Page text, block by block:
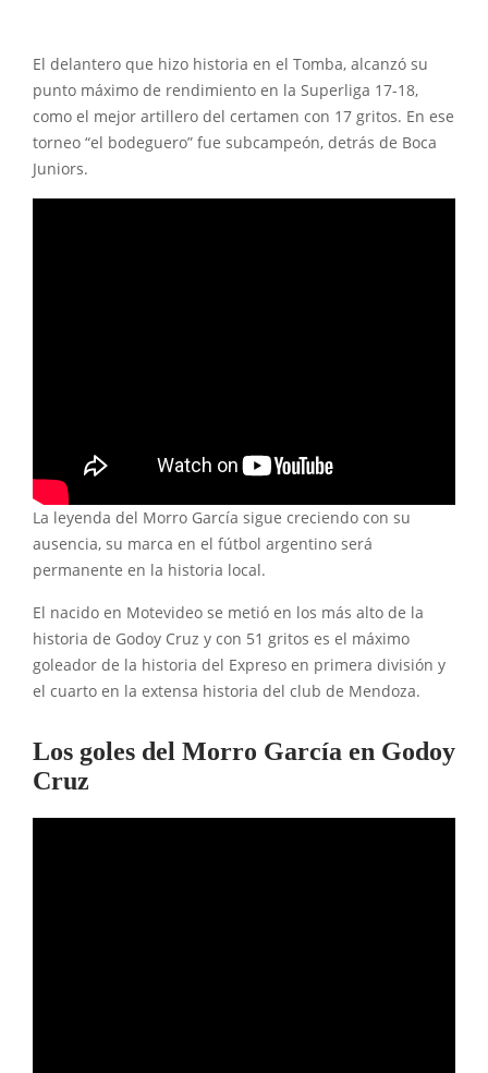
El delantero que hizo historia en el Tomba, alcanzó su
punto máximo de rendimiento en la Superliga 17-18,
como el mejor artillero del certamen con 17 gritos. En ese
torneo “el bodeguero” fue subcampeón, detrás de Boca
Juniors.
La leyenda del Morro García sigue creciendo con su
ausencia, su marca en el fútbol argentino será
permanente en la historia local.
El nacido en Motevideo se metió en los más alto de la
historia de Godoy Cruz y con 51 gritos es el máximo
goleador de la historia del Expreso en primera división y
el cuarto en la extensa historia del club de Mendoza.
Los goles del Morro García en Godoy
Cruz